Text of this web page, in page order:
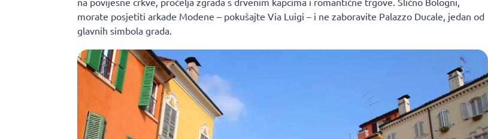
morate posjetiti arkade Modene – pokušajte Via Luigi – i ne zaboravite Palazzo Ducale, jedan od
glavnih simbola grada.